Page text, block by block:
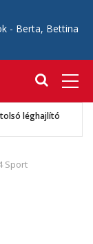
- Berta, Bettina
léghajlító
Sport